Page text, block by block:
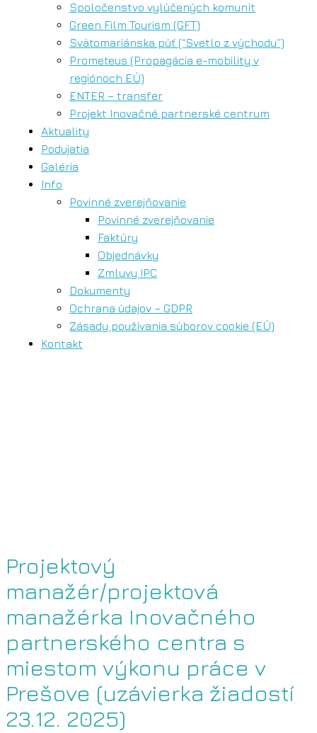
Spoločenstvo vylúčených komunít
Green Film Tourism (GFT)
Svätomariánska púť (“Svetlo z východu”)
Prometeus (Propagácia e-mobility v
regiónoch EÚ)
ENTER – transfer
Projekt Inovačné partnerské centrum
Aktuality
Podujatia
Galéria
Info
Povinné zverejňovanie
Povinné zverejňovanie
Faktúry
Objednávky
Zmluvy IPC
Dokumenty
Ochrana údajov – GDPR
Zásady používania súborov cookie (EÚ)
Kontakt
Projektový
manažér/projektová
manažérka Inovačného
partnerského centra s
miestom výkonu práce v
Prešove (uzávierka žiadostí
23.12. 2025)